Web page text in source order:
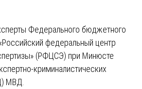
Федерального бюджетного
федеральный центр
(РФЦСЭ) при Минюсте
криминалистических
МВД.